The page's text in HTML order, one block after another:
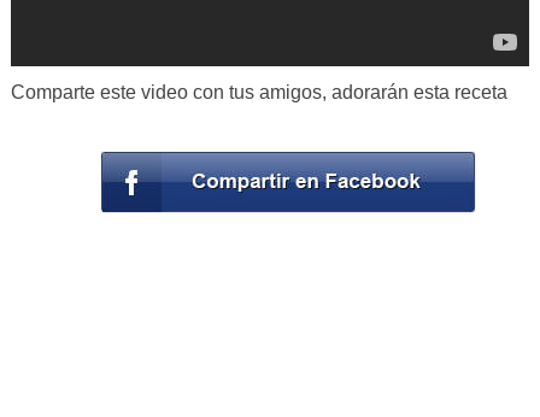
Comparte este video con tus amigos, adorarán esta receta